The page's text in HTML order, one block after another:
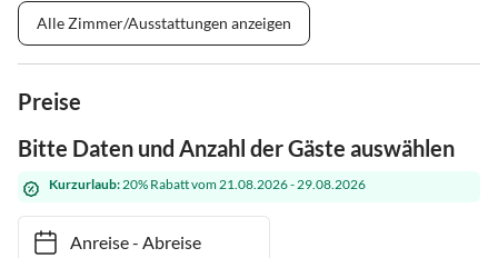
Alle Zimmer/Ausstattungen anzeigen
Preise
Bitte Daten und Anzahl der Gäste auswählen
Kurzurlaub:20% Rabatt vom 21.08.2026 - 29.08.2026
Anreise- Abreise